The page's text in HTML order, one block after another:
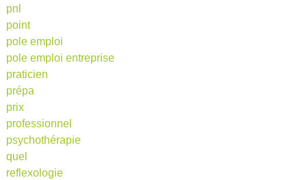
pnl
point
pole emploi
pole emploi entreprise
praticien
prépa
prix
professionnel
psychothérapie
quel
reflexologie